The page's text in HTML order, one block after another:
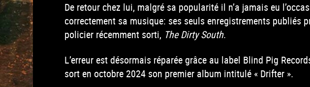
De retour chez lui, malgré sa popularité il n’a jamais eu
correctement sa musique: ses seuls enregistrements publiés
policier récemment sorti, The Dirty South.
L’erreur est désormais réparée grâce au label Blind Pig
sort en octobre 2024 son premier album intitulé « Drifter ».